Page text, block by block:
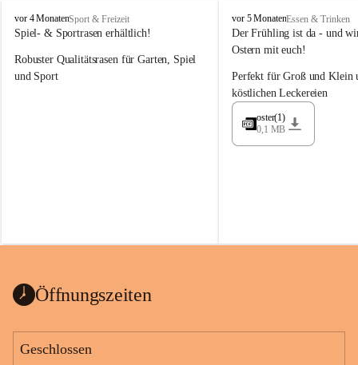
M
a
e
r
vor 4 MonatenSport & Freizeit
Spiel- & Sportrasen erhältlich!
Robuster Qualitätsrasen für Garten, Spiel
und Sport
M
a
y
r
G
ü
e
vor 5 MonatenEssen & Trinken
Der Frühling ist da - und
Ostern mit euch!
Perfekt für Groß und Klein
köstlichen Leckereien
oster(1)
0,1 MB
Öffnungszeiten
Geschlossen